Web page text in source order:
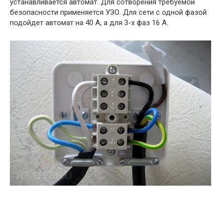
устанавливается автомат. Для сотворения требуемой
безопасности применяется УЗО. Для сети с одной фазой
подойдет автомат на 40 А, а для 3-х фаз 16 А.